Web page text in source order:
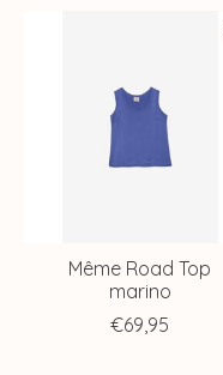
Même Road Top
marino
€69,95